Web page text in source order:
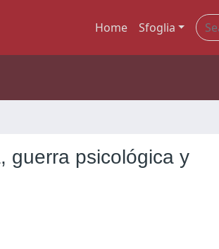
Home Sfoglia
guerra psicológica y